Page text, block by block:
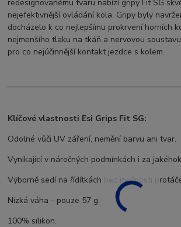
redesignovanému tvaru nabízí gripy Fit SG
nejefektivnější ovládání kola. Gripy byly
docházelo k co nejlepšímu prokrvení horních
nejmenšího tlaku na tkáň a nervovou
pro co nejúčinnější kontakt jezdce s kolem.
Klíčové vlastnosti Esi Grips Fit SG:
Odolné vůči UV záření, nemění barvu ani tvar.
Vynikající v náročných podmínkách i za
Výborně sedí na řídítkách bez možnosti
Nízká váha - pouze 57 g.
100% silikon.